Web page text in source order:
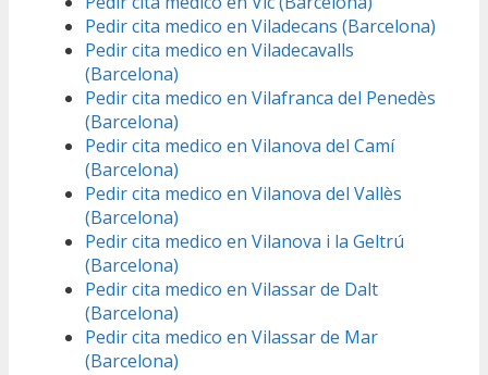
Pedir cita medico en Viladecans (Barcelona)
Pedir cita medico en Viladecavalls
(Barcelona)
Pedir cita medico en Vilafranca del Penedès
(Barcelona)
Pedir cita medico en Vilanova del Camí
(Barcelona)
Pedir cita medico en Vilanova del Vallès
(Barcelona)
Pedir cita medico en Vilanova i la Geltrú
(Barcelona)
Pedir cita medico en Vilassar de Dalt
(Barcelona)
Pedir cita medico en Vilassar de Mar
(Barcelona)